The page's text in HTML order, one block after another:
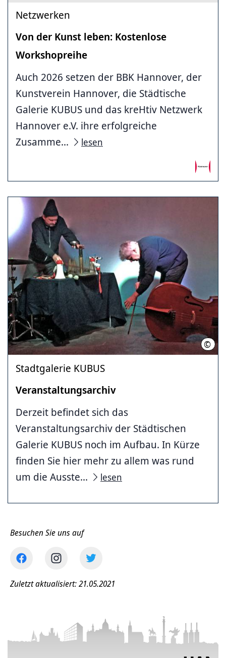
Netzwerken
Von der Kunst leben: Kostenlose
Workshopreihe
Auch 2026 setzen der BBK Hannover, der
Kunstverein Hannover, die Städtische
Galerie KUBUS und das kreHtiv Netzwerk
Hannover e.V. ihre erfolgreiche
Zusamme...
lesen
©
Stadtgalerie KUBUS
Veranstaltungsarchiv
Derzeit befindet sich das
Veranstaltungsarchiv der Städtischen
Galerie KUBUS noch im Aufbau. In Kürze
finden Sie hier mehr zu allem was rund
um die Ausste...
lesen
Besuchen Sie uns auf
Zuletzt aktualisiert: 21.05.2021